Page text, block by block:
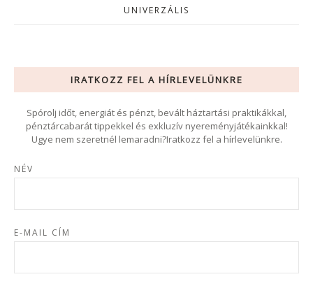
UNIVERZÁLIS
IRATKOZZ FEL A HÍRLEVELÜNKRE
Spórolj időt, energiát és pénzt, bevált háztartási praktikákkal,
pénztárcabarát tippekkel és exkluzív nyereményjátékainkkal!
Ugye nem szeretnél lemaradni?Iratkozz fel a hírlevelünkre.
NÉV
E-MAIL CÍM